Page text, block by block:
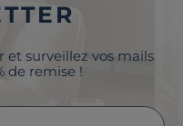
et surveillez vos mails
de remise !